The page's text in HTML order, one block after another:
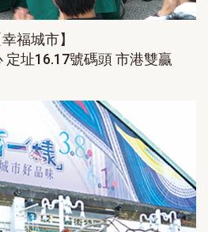
幸福城市】
定址16.17號碼頭 市港雙贏